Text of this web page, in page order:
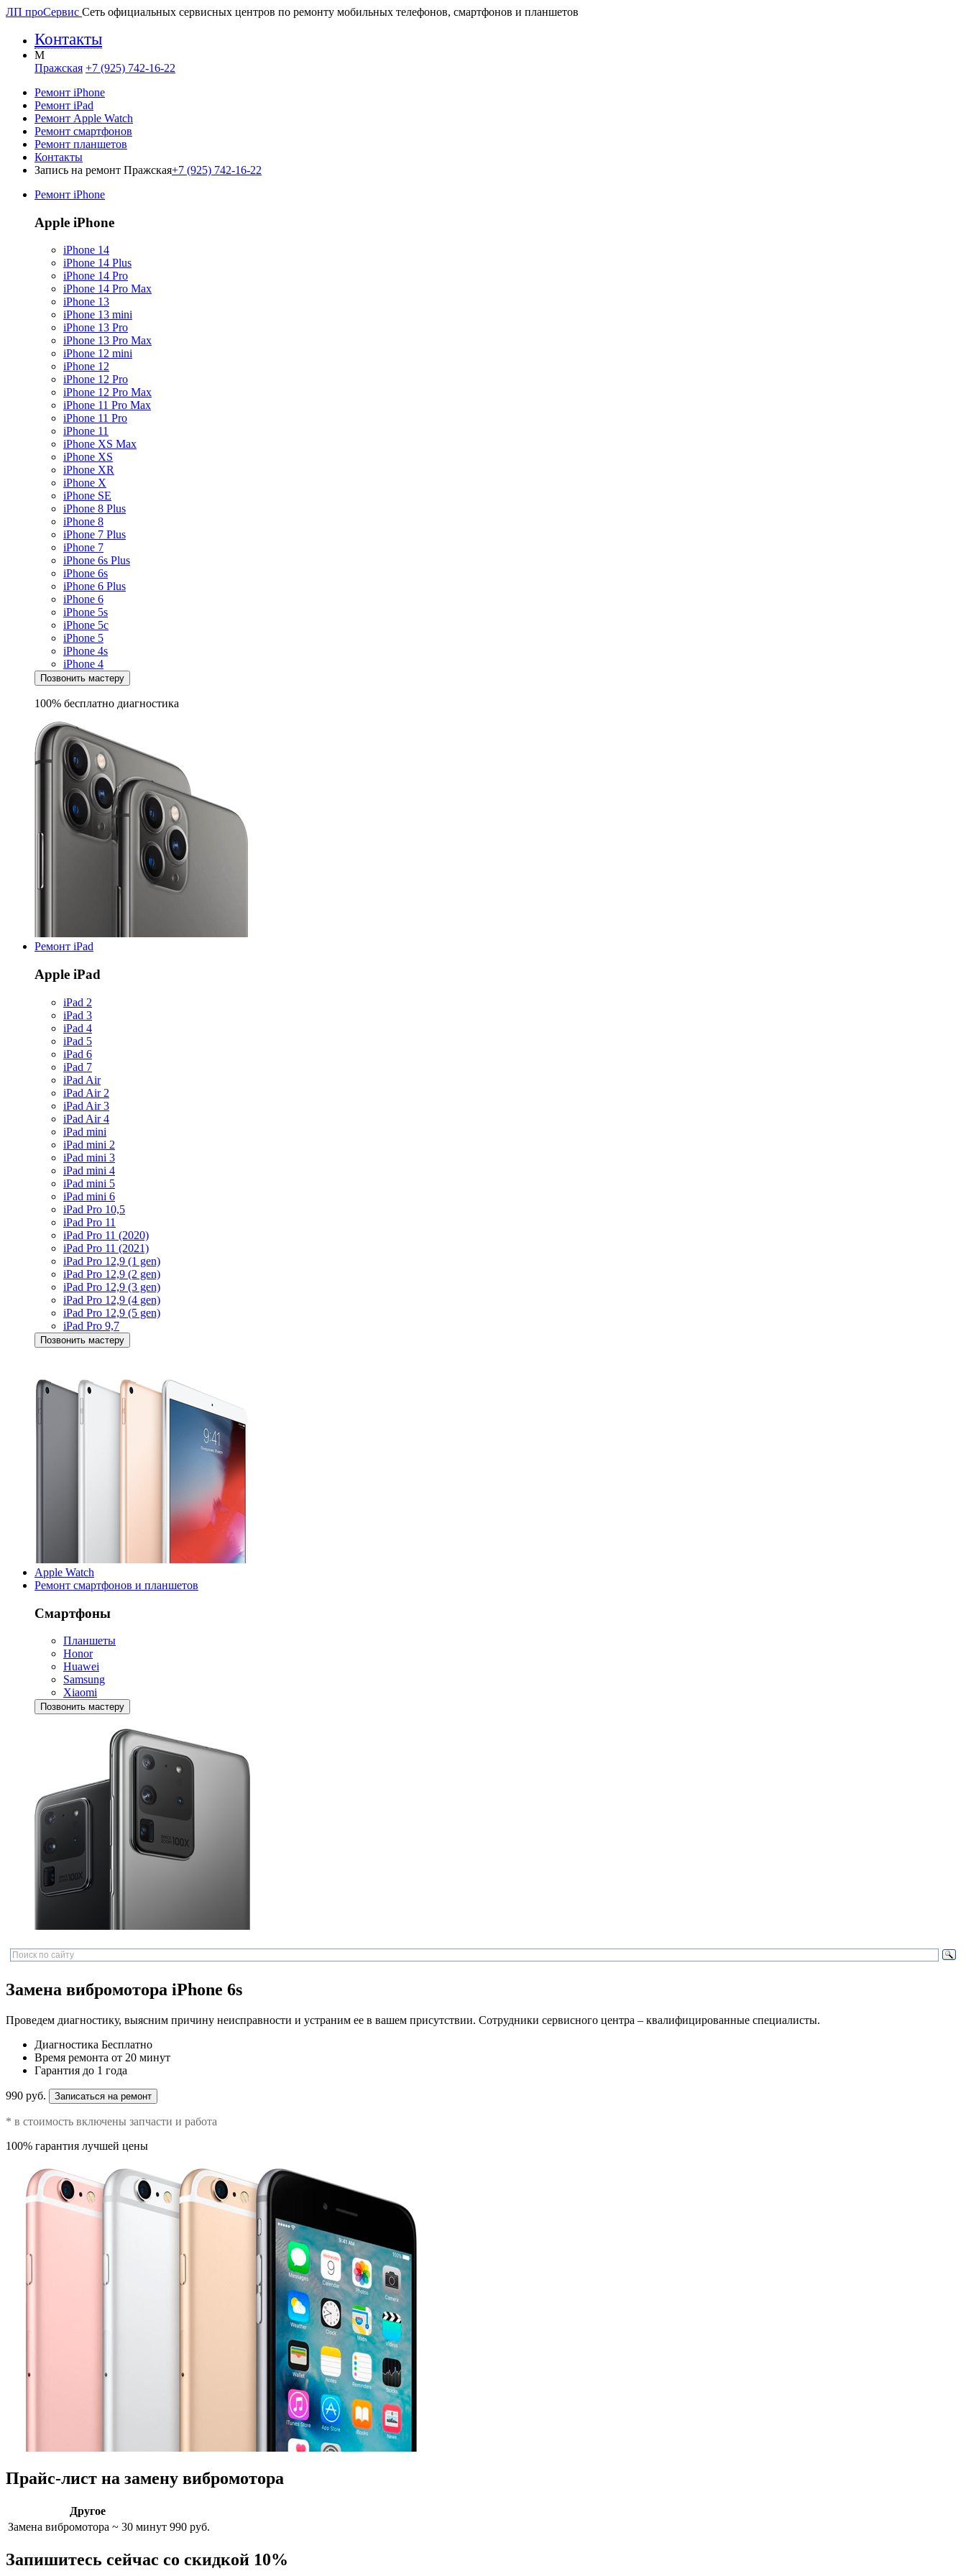
ЛП проСервис Сеть официальных сервисных центров по ремонту мобильных телефонов, смартфонов и планшетов
Контакты
M
Пражская +7 (925) 742-16-22
Ремонт iPhone
Ремонт iPad
Ремонт Apple Watch
Ремонт смартфонов
Ремонт планшетов
Контакты
Запись на ремонт Пражская+7 (925) 742-16-22
Ремонт iPhone
Apple iPhone
iPhone 14
iPhone 14 Plus
iPhone 14 Pro
iPhone 14 Pro Max
iPhone 13
iPhone 13 mini
iPhone 13 Pro
iPhone 13 Pro Max
iPhone 12 mini
iPhone 12
iPhone 12 Pro
iPhone 12 Pro Max
iPhone 11 Pro Max
iPhone 11 Pro
iPhone 11
iPhone XS Max
iPhone XS
iPhone XR
iPhone X
iPhone SE
iPhone 8 Plus
iPhone 8
iPhone 7 Plus
iPhone 7
iPhone 6s Plus
iPhone 6s
iPhone 6 Plus
iPhone 6
iPhone 5s
iPhone 5c
iPhone 5
iPhone 4s
iPhone 4
Позвонить мастеру
100% бесплатно диагностика
Ремонт iPad
Apple iPad
iPad 2
iPad 3
iPad 4
iPad 5
iPad 6
iPad 7
iPad Air
iPad Air 2
iPad Air 3
iPad Air 4
iPad mini
iPad mini 2
iPad mini 3
iPad mini 4
iPad mini 5
iPad mini 6
iPad Pro 10,5
iPad Pro 11
iPad Pro 11 (2020)
iPad Pro 11 (2021)
iPad Pro 12,9 (1 gen)
iPad Pro 12,9 (2 gen)
iPad Pro 12,9 (3 gen)
iPad Pro 12,9 (4 gen)
iPad Pro 12,9 (5 gen)
iPad Pro 9,7
Позвонить мастеру
Apple Watch
Ремонт смартфонов и планшетов
Смартфоны
Планшеты
Honor
Huawei
Samsung
Xiaomi
Позвонить мастеру
Замена вибромотора iPhone 6s
Проведем диагностику, выясним причину неисправности и устраним ее в вашем присутствии. Сотрудники сервисного центра – квалифицированные специалисты.
Диагностика Бесплатно
Время ремонта от 20 минут
Гарантия до 1 года
990 руб. Записаться на ремонт
* в стоимость включены запчасти и работа
100% гарантия лучшей цены
Прайс-лист на замену вибромотора
Другое
Замена вибромотора ~ 30 минут 990 руб.
Запишитесь сейчас со скидкой 10%